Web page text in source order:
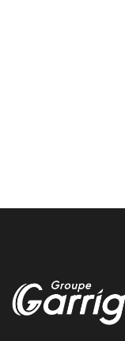
Castelculier
Nous vous